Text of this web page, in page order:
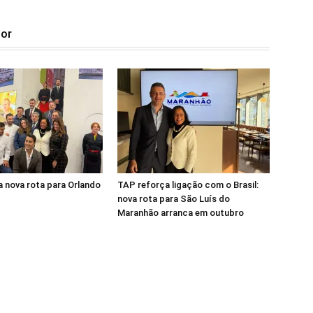
nova rota para Orlando
TAP reforça ligação com o Brasil:
nova rota para São Luís do
Maranhão arranca em outubro